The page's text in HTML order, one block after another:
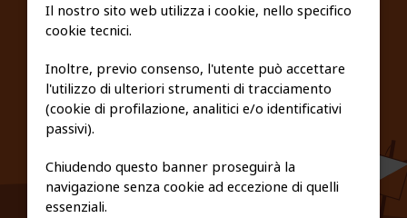
PRIVACY E COOKIE POLICY
Il nostro sito web utilizza i cookie, nello specifico
cookie tecnici.
Inoltre, previo consenso, l'utente può accettare
l'utilizzo di ulteriori strumenti di tracciamento
(cookie di profilazione, analitici e/o identificativi
passivi).
Chiudendo questo banner proseguirà la
navigazione senza cookie ad eccezione di quelli
essenziali.